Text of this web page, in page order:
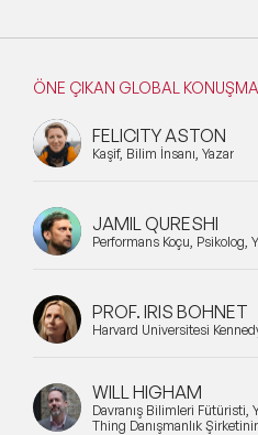
ÖNE ÇIKAN GLOBAL
FELICITY ASTON
Kaşif, Bilim İnsanı, Yazar
JAMIL QURESHI
Performans Koçu, Psikolog,
PROF. IRIS BOHNET
Harvard Üniversitesi
WILL HIGHAM
Davranış Bilimleri Fütüristi,
Thing Danışmanlık